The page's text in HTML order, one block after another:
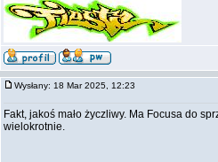
Wysłany: 18 Mar 2025, 12:23
Fakt, jakoś mało życzliwy. Ma Focusa do
wielokrotnie.